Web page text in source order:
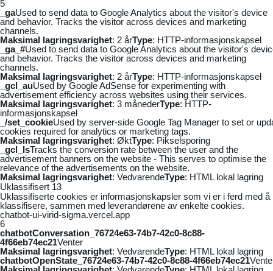
5
_gaUsed to send data to Google Analytics about the visitor's device
and behavior. Tracks the visitor across devices and marketing
channels.
Maksimal lagringsvarighet: 2 årType: HTTP-informasjonskapsel
_ga_#Used to send data to Google Analytics about the visitor's
and behavior. Tracks the visitor across devices and marketing
channels.
Maksimal lagringsvarighet: 2 årType: HTTP-informasjonskapsel
_gcl_auUsed by Google AdSense for experimenting with
advertisement efficiency across websites using their services.
Maksimal lagringsvarighet: 3 månederType: HTTP-
informasjonskapsel
_/set_cookieUsed by server-side Google Tag Manager to set or
cookies required for analytics or marketing tags.
Maksimal lagringsvarighet: ØktType: Pikselsporing
_gcl_lsTracks the conversion rate between the user and the
advertisement banners on the website - This serves to optimise the
relevance of the advertisements on the website.
Maksimal lagringsvarighet: VedvarendeType: HTML lokal lagring
Uklassifisert 13
Uklassifiserte cookies er informasjonskapsler som vi er i ferd med å
klassifisere, sammen med leverandørene av enkelte cookies.
chatbot-ui-virid-sigma.vercel.app
6
chatbotConversation_76724e63-74b7-42c0-8c88-
4f66eb74ec21Venter
Maksimal lagringsvarighet: VedvarendeType: HTML lokal lagring
chatbotOpenState_76724e63-74b7-42c0-8c88-4f66eb74ec21